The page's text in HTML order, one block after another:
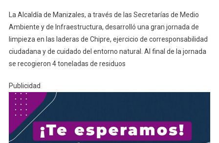
La Alcaldía de Manizales, a través de las Secretarías de Medio
Ambiente y de Infraestructura, desarrolló una gran jornada de
limpieza en las laderas de Chipre, ejercicio de corresponsabilidad
ciudadana y de cuidado del entorno natural. Al final de la jornada
se recogieron 4 toneladas de residuos
Publicidad